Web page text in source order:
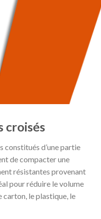
croisés
constitués d’une partie
de compacter une
résistantes provenant
pour réduire le volume
carton, le plastique, le